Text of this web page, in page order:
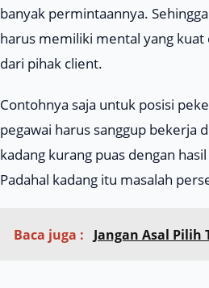
banyak permintaannya.
harus memiliki mental yang
dari pihak client.
Contohnya saja untuk posisi
pegawai harus sanggup bekerja
kadang kurang puas dengan hasil
Padahal kadang itu masalah
Baca juga : Jangan Asal